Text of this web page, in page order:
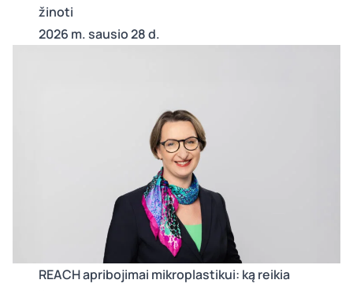
žinoti
2026 m. sausio 28 d.
REACH apribojimai mikroplastikui: ką reikia